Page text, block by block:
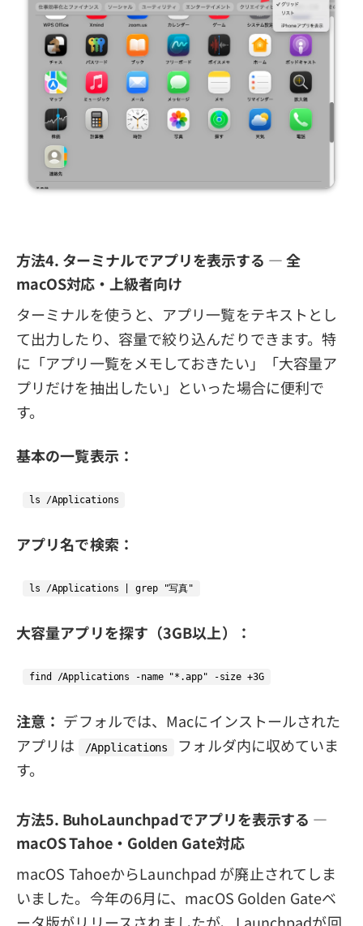
方法4. ターミナルでアプリを表示する — 全
macOS対応・上級者向け
ターミナルを使うと、アプリ一覧をテキストとし
て出力したり、容量で絞り込んだりできます。特
に「アプリ一覧をメモしておきたい」「大容量ア
プリだけを抽出したい」といった場合に便利で
す。
基本の一覧表示：
アプリ名で検索：
大容量アプリを探す（3GB以上）：
find /Applications -name "*.app" -size +3G
注意： デフォルでは、Macにインストールされた
アプリは
/Applications
フォルダ内に収めていま
す。
方法5. BuhoLaunchpadでアプリを表示する —
macOS Tahoe・Golden Gate対応
macOS TahoeからLaunchpad が廃止されてしま
いました。今年の6月に、macOS Golden Gateベ